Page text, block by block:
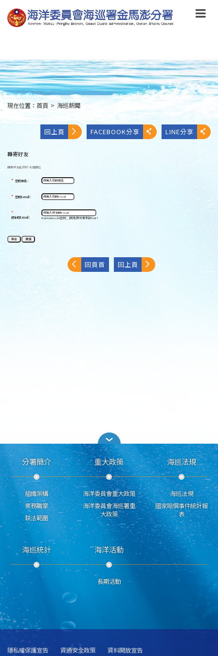
到
主
要
to
main
content
:::
現在位置： 首頁 > 海巡新聞
回上頁 FACEBOOK分享 LINE分享
轉寄好友
轉寄好友此符號*必填欄位
* 您的姓名：
* 您的E-mail：
*
好友的E-mail： Mail Address以逗號[ , ]區隔,即可發多封Mail。
回頁首 回上頁
分署簡介
組織架構
業務職掌
執法範圍
重大政策
海洋委員會重大政策
海洋委員會海巡署重
大政策
海巡法規
海巡法規
國家賠償事件統計報
表
海巡統計 海洋活動
長期活動
隱私權保護宣告 資通安全政策 資料開放宣告